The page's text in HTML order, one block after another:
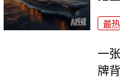
最热
一
牌